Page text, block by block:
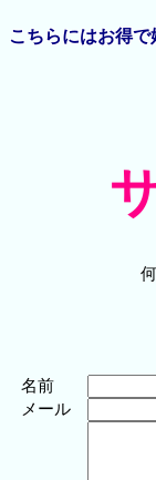
こちらにはお得で
名前
メール